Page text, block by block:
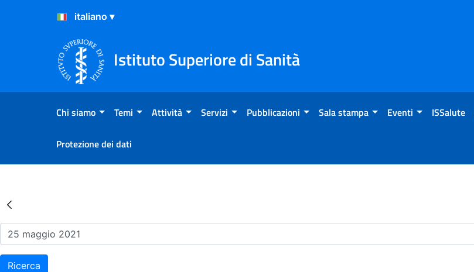
Salta al Contenuto
Salta al Footer
Istituto Superiore di Sanità
Chi siamo Temi Attività Servizi Pubblicazioni Sala stampa Eventi ISSalute
Protezione dei dati
Risultati della Ricerca - Eventi
Ricerca